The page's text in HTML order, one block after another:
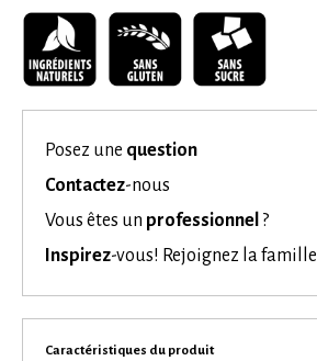
Posez une question
Contactez-nous
Vous êtes un professionnel ?
Inspirez-vous! Rejoignez la famille
Caractéristiques du produit